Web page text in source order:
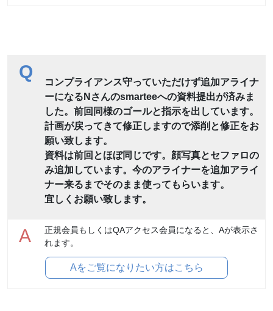
Q
コンプライアンス守っていただけず追加アライナ
ーになるNさんのsmarteeへの資料提出が済みま
した。前回同様のゴールと指示を出しています。
計画が戻ってきて修正しますので添削と修正をお
願い致します。
資料は前回とほぼ同じです。顔写真とセファロの
み追加しています。今のアライナーを追加アライ
ナー来るまでそのまま使ってもらいます。
宜しくお願い致します。
A
正規会員もしくはQAアクセス会員になると、Aが表示さ
れます。
Aをご覧になりたい方はこちら